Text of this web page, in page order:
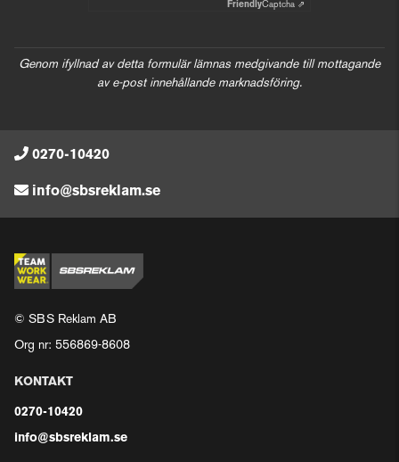
FriendlyCaptcha ⇗
Genom ifyllnad av detta formulär lämnas medgivande till mottagande
av e-post innehållande marknadsföring.
0270-10420
info@sbsreklam.se
© SBS Reklam AB
Org nr: 556869-8608
KONTAKT
0270-10420
info@sbsreklam.se